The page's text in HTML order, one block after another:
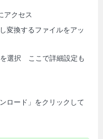
アクセス
変換するファイルをアッ
選択 ここで詳細設定も
ロード」をクリックして